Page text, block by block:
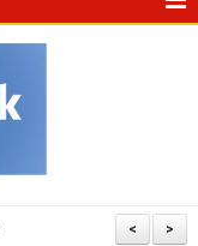
>
<